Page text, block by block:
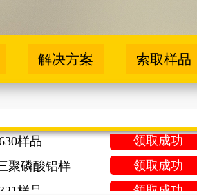
解决方案 索取样品
化铁灰样品
领取成功
白样品
领取成功
样品
领取成功
聚磷酸铝样
领取成功
样品
领取成功